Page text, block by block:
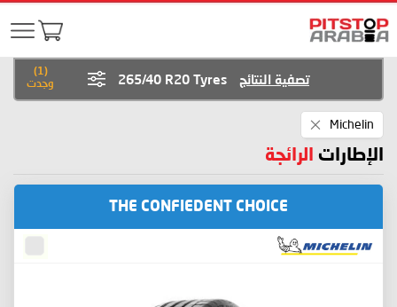
(
1
)
وجدت
تصفية النتائج 265/40 R20 Tyres
Michelin
This
Item الإطارات الرائجة
THE CONFIEDENT CHOICE